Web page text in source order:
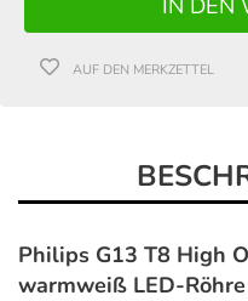
AUF DEN MERKZETTEL
Philips G13 T8 High
warmweiß LED-